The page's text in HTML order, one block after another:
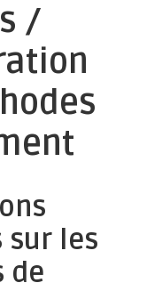
/
sur les
de